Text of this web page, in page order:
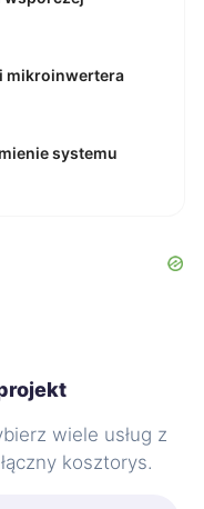
mikroinwertera
systemu
wiele usług z
kosztorys.